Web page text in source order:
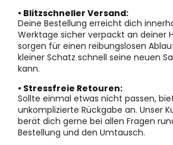
• Blitzschneller Versand:
Deine Bestellung erreicht dich
Werktage sicher verpackt an deiner
sorgen für einen reibungslosen
kleiner Schatz schnell seine neuen
kann.
• Stressfreie Retouren:
Sollte einmal etwas nicht passen,
unkomplizierte Rückgabe an. Unser
berät dich gerne bei allen Fragen
Bestellung und den Umtausch.